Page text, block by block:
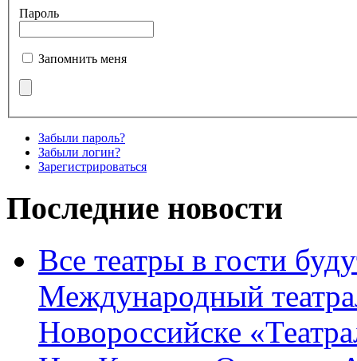
Пароль
Запомнить меня
Забыли пароль?
Забыли логин?
Зарегистрироваться
Последние новости
Все театры в гости
Международный
Новороссийске